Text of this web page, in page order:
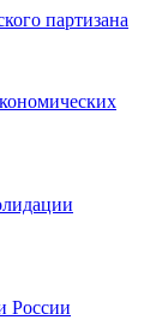
партизана
России